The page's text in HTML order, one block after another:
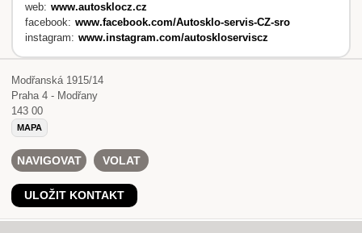
web: www.autosklocz.cz
facebook: www.facebook.com/Autosklo-servis-CZ-sro
instagram: www.instagram.com/autoskloserviscz
Modřanská 1915/14
Praha 4 - Modřany
143 00
MAPA
NAVIGOVAT VOLAT
ULOŽIT KONTAKT